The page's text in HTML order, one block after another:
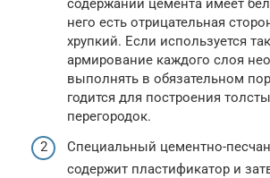
содержании цемента имеет
него есть отрицательная
хрупкий. Если используется
армирование каждого слоя
выполнять в обязательном
годится для построения
перегородок.
Специальный цементно-
содержит пластификатор и